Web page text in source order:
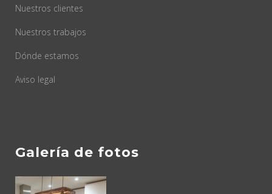
Nuestros clientes
Nuestros trabajos
Dónde estamos
Aviso legal
Galería de fotos